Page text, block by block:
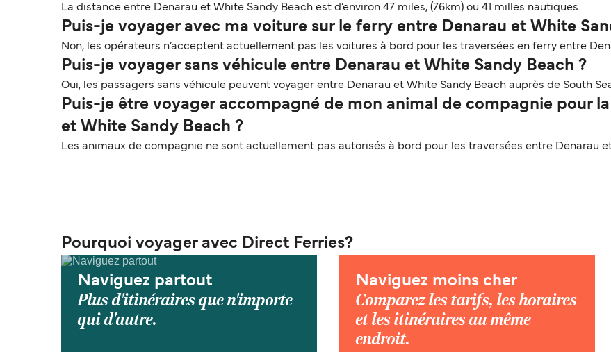
La distance entre Denarau et White Sandy Beach est d’environ 47 miles, (76km) ou 41 milles nautiques.
Puis-je voyager avec ma voiture sur le ferry entre Denarau et White
Non, les opérateurs n’acceptent actuellement pas les voitures à bord pour les traversées en ferry entre
Puis-je voyager sans véhicule entre Denarau et White Sandy Beach ?
Oui, les passagers sans véhicule peuvent voyager entre Denarau et White Sandy Beach auprès de South
Puis-je être voyager accompagné de mon animal de compagnie pour
et White Sandy Beach ?
Les animaux de compagnie ne sont actuellement pas autorisés à bord pour les traversées entre Denarau
Pourquoi voyager avec Direct Ferries?
Naviguez partout
Plus d'itinéraires que n'importe
qui d'autre.
Naviguez moins cher
Comparez les tarifs, les horaires
et les itinéraires au même
endroit.